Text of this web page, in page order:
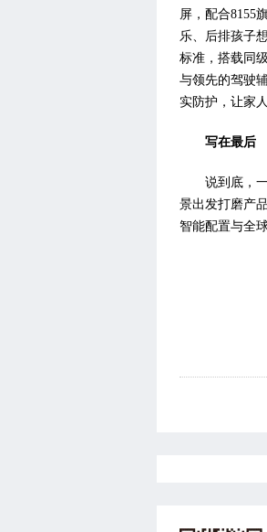
屏，配合8155
乐、后排孩子
标准，搭载同
与领先的驾驶
实防护，让家
写在最后
说到底，
景出发打磨产
智能配置与全